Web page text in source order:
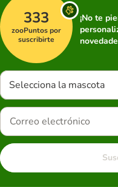
333
zooPuntos por
suscribirte
¡No te
Selecciona la mascota